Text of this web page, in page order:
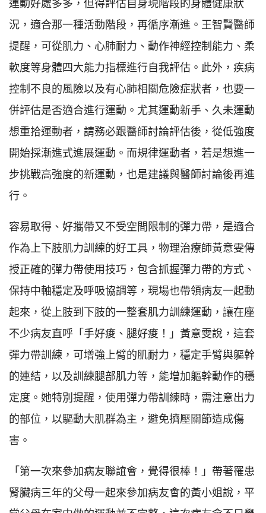
況，適合那一種活動階段，再循序漸進。王智賢醫師
提醒，可從肌力、心肺耐力、動作神經控制能力、柔
軟度等身體四大能力指標進行自我評估。此外，疾病
控制不良的風險以及有心肺相關危險症狀者，也要一
併評估是否適合進行運動。尤其運動新手、久未運動
想重拾運動者，請務必跟醫師討論評估後，從低強度
開始採漸進式進展運動。而規律運動者，若是想進一
步挑戰高強度的新運動，也是建議與醫師討論後再進
行。
容易取得、好攜帶又不受空間限制的彈力帶，是適合
作為上下肢肌力訓練的好工具，物理治療師黃意雯傳
授正確的彈力帶使用技巧，包含抓握彈力帶的方式、
保持中軸穩定及呼吸協調等，現場也帶領病友一起動
起來，從上肢到下肢的一整套肌力訓練運動，讓在座
不少病友直呼「手好痠、腿好痠！」黃意雯說，這套
彈力帶訓練，可增強上臂的肌耐力，穩定手臂與軀幹
的連結，以及訓練腿部肌力等，能增加軀幹動作的穩
定度。她特別提醒，使用彈力帶訓練時，需注意出力
的部位，以驅動大肌群為主，避免擠壓關節造成傷
害。
「第一次來參加病友聯誼會，覺得很棒！」帶著罹患
腎臟病三年的父母一起來參加病友會的黃小姐說，平